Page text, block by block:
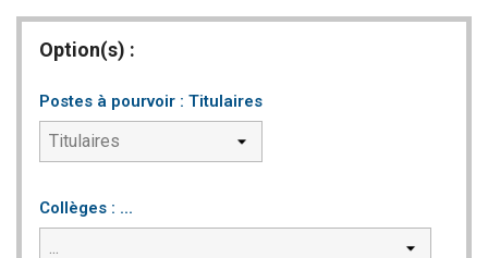
Option(s) :
Postes à pourvoir : Titulaires
Collèges : ...